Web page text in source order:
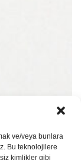
ve/veya bunlara
Bu teknolojilere
kimlikler gibi